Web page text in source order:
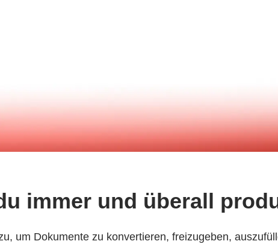
immer und überall
um Dokumente zu konvertieren, freizugeben,